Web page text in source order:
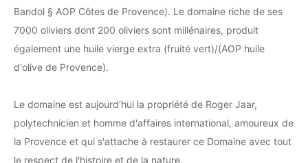
Bandol § AOP Côtes de Provence). Le domaine riche de ses
7000 oliviers dont 200 oliviers sont millénaires, produit
également une huile vierge extra (fruité vert)/(AOP huile
d'olive de Provence).
Le domaine est aujourd'hui la propriété de Roger Jaar,
polytechnicien et homme d'affaires international, amoureux de
la Provence et qui s'attache à restaurer ce Domaine avec tout
le respect de l'histoire et de la nature.